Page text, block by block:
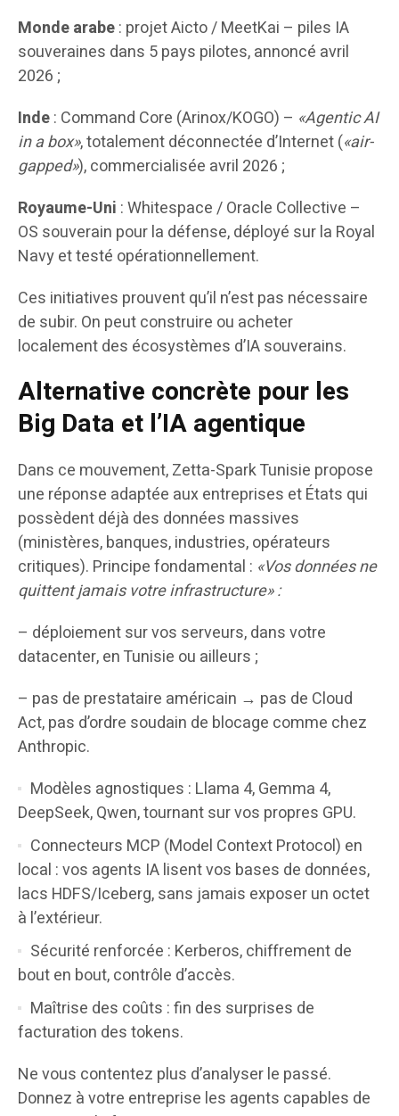
Monde arabe: projet Aicto / MeetKai – piles IA
souveraines dans 5 pays pilotes, annoncé avril
2026 ;
Inde: Command Core (Arinox/KOGO) – «Agentic AI
in a box», totalement déconnectée d’Internet («air-
gapped»), commercialisée avril 2026 ;
Royaume-Uni : Whitespace / Oracle Collective –
OS souverain pour la défense, déployé sur la Royal
Navy et testé opérationnellement.
Ces initiatives prouvent qu’il n’est pas nécessaire
de subir. On peut construire ou acheter
localement des écosystèmes d’IA souverains.
Alternative concrète pour les
Big Data et l’IA agentique
Dans ce mouvement, Zetta-Spark Tunisie propose
une réponse adaptée aux entreprises et États qui
possèdent déjà des données massives
(ministères, banques, industries, opérateurs
critiques). Principe fondamental : «Vos données ne
quittent jamais votre infrastructure» :
– déploiement sur vos serveurs, dans votre
datacenter, en Tunisie ou ailleurs ;
– pas de prestataire américain → pas de Cloud
Act, pas d’ordre soudain de blocage comme chez
Anthropic.
Modèles agnostiques : Llama 4, Gemma 4,
DeepSeek, Qwen, tournant sur vos propres GPU.
Connecteurs MCP (Model Context Protocol) en
local : vos agents IA lisent vos bases de données,
lacs HDFS/Iceberg, sans jamais exposer un octet
à l’extérieur.
Sécurité renforcée : Kerberos, chiffrement de
bout en bout, contrôle d’accès.
Maîtrise des coûts : fin des surprises de
facturation des tokens.
Ne vous contentez plus d’analyser le passé.
Donnez à votre entreprise les agents capables de